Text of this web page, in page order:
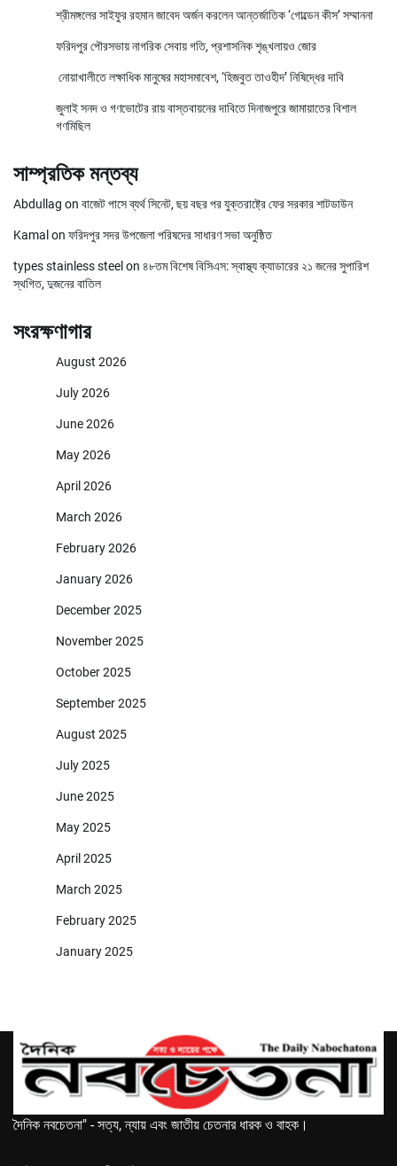
শ্রীমঙ্গলের সাইফুর রহমান জাবেদ অর্জন করলেন আন্তর্জাতিক ‘গোল্ডেন কীস’ সম্মাননা
ফরিদপুর পৌরসভায় নাগরিক সেবায় গতি, প্রশাসনিক শৃঙ্খলায়ও জোর
নোয়াখালীতে লক্ষাধিক মানুষের মহাসমাবেশ, ‘হিজবুত তাওহীদ’ নিষিদ্ধের দাবি
জুলাই সনদ ও গণভোটের রায় বাস্তবায়নের দাবিতে দিনাজপুরে জামায়াতের বিশাল
গণমিছিল
সাম্প্রতিক মন্তব্য
Abdullag on বাজেট পাসে ব্যর্থ সিনেট, ছয় বছর পর যুক্তরাষ্ট্রে ফের সরকার শাটডাউন
Kamal on ফরিদপুর সদর উপজেলা পরিষদের সাধারণ সভা অনুষ্ঠিত
types stainless steel on ৪৮তম বিশেষ বিসিএস: স্বাস্থ্য ক্যাডারের ২১ জনের সুপারিশ
স্থগিত, দুজনের বাতিল
সংরক্ষণাগার
August 2026
July 2026
June 2026
May 2026
April 2026
March 2026
February 2026
January 2026
December 2025
November 2025
October 2025
September 2025
August 2025
July 2025
June 2025
May 2025
April 2025
March 2025
February 2025
January 2025
দৈনিক নবচেতনা" - সত্য, ন্যায় এবং জাতীয় চেতনার ধারক ও বাহক।